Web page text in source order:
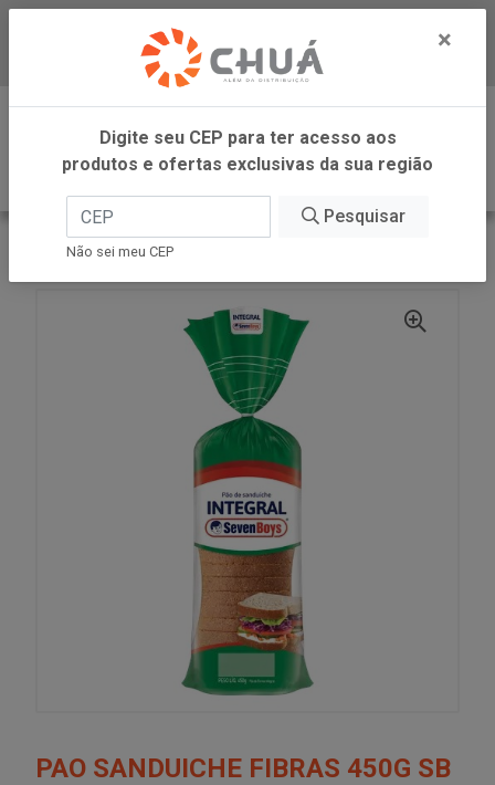
Baixe já nosso APP
0
INÍCIO PAO SANDUICHE FIBRAS 450G SB
PAO SANDUICHE FIBRAS 450G SB
×
Digite seu CEP para ter acesso aos
produtos e ofertas exclusivas da sua região
Pesquisar
Não sei meu CEP